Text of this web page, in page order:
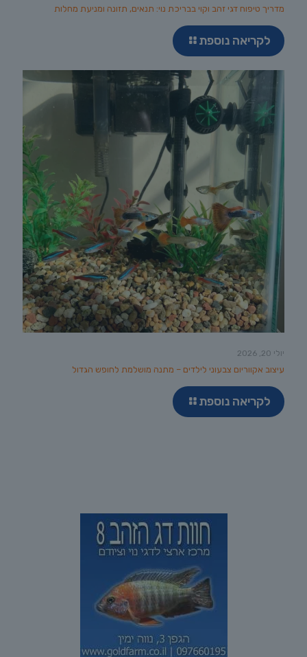
מדריך טיפוח דגי זהב וקוי בבריכת נוי: תנאים, תזונה ומניעת מחלות
לקריאה נוספת
יולי 20, 2026
עיצוב אקווריום צבעוני לילדים – מתנה מושלמת לחופש הגדול
לקריאה נוספת